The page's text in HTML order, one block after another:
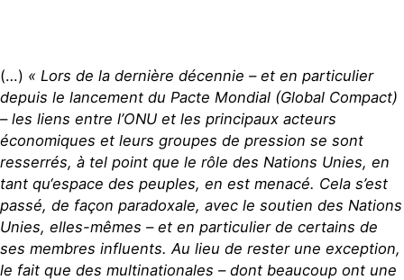
(…) « Lors de la dernière décennie – et en particulier
depuis le lancement du Pacte Mondial (Global Compact)
– les liens entre l’ONU et les principaux acteurs
économiques et leurs groupes de pression se sont
resserrés, à tel point que le rôle des Nations Unies, en
tant qu‘espace des peuples, en est menacé. Cela s’est
passé, de façon paradoxale, avec le soutien des Nations
Unies, elles-mêmes – et en particulier de certains de
ses membres influents. Au lieu de rester une exception,
le fait que des multinationales – dont beaucoup ont une